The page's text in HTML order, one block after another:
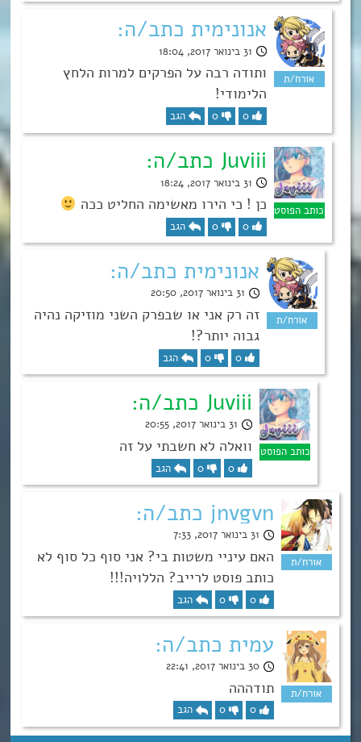
אנונימית כתב/ה:
31 בינואר 2017, 18:04
ותודה רבה על הפרקים למרות הלחץ
הלימודי!
0
0 הגב
Juviii כתב/ה:
31 בינואר 2017, 18:24
כן ! כי הירו מאשימה החליט ככה
0
0 הגב
אנונימית כתב/ה:
31 בינואר 2017, 20:50
זה רק אני או שבפרק השני מוזיקה נהיה
גבוה יותר?!
0
0 הגב
Juviii כתב/ה:
31 בינואר 2017, 20:55
וואלה לא חשבתי על זה
0
0 הגב
jnvgvn כתב/ה:
31 בינואר 2017, 7:33
האם עיניי משטות בי? אני סוף כל סוף לא
כותב פוסט לרייב? הללויה!!!
0
0 הגב
עמית כתב/ה:
30 בינואר 2017, 22:41
תודההה
0
0 הגב